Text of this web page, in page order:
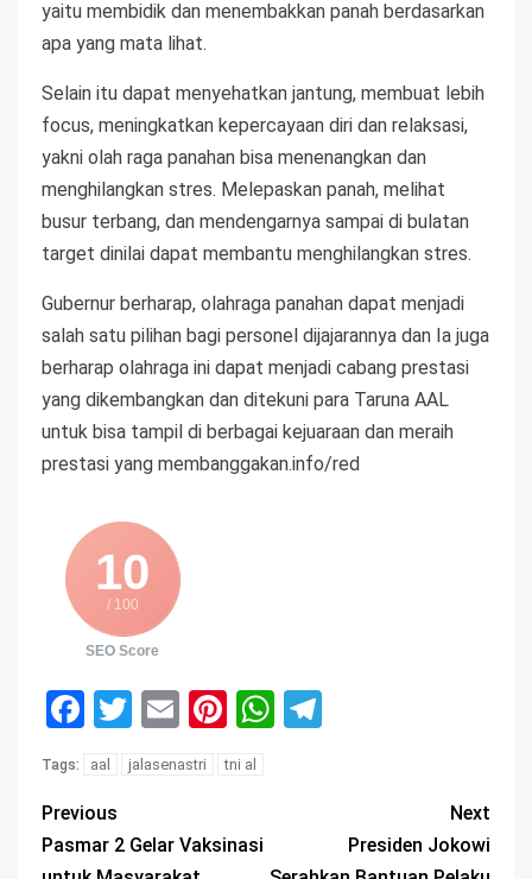
yaitu membidik dan menembakkan panah berdasarkan
apa yang mata lihat.
Selain itu dapat menyehatkan jantung, membuat lebih
focus, meningkatkan kepercayaan diri dan relaksasi,
yakni olah raga panahan bisa menenangkan dan
menghilangkan stres. Melepaskan panah, melihat
busur terbang, dan mendengarnya sampai di bulatan
target dinilai dapat membantu menghilangkan stres.
Gubernur berharap, olahraga panahan dapat menjadi
salah satu pilihan bagi personel dijajarannya dan Ia juga
berharap olahraga ini dapat menjadi cabang prestasi
yang dikembangkan dan ditekuni para Taruna AAL
untuk bisa tampil di berbagai kejuaraan dan meraih
prestasi yang membanggakan.info/red
10
/ 100
SEO Score
Facebook
Twitter
EmailPinterest
WhatsApp
Tags: aal jalasenastri tni al
Previous
Pasmar 2 Gelar Vaksinasi
Next
Presiden Jokowi